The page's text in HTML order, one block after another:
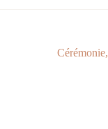
Cérémonie,